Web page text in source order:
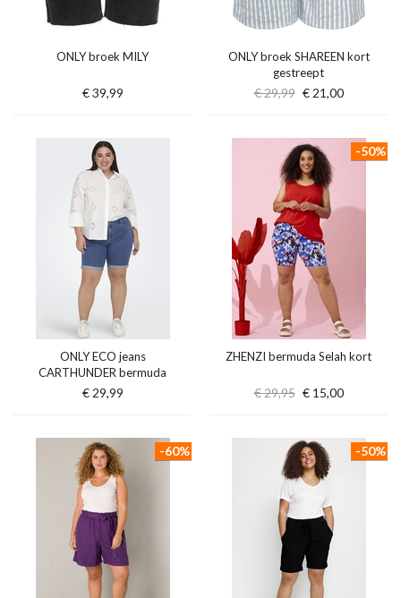
ONLY broek MILY
€ 39,99
ONLY broek SHAREEN kort
gestreept
€ 29,99 € 21,00
ONLY ECO jeans
CARTHUNDER bermuda
€ 29,99
ZHENZI bermuda Selah kort
€ 29,95 € 15,00
-50%
-60% -50%